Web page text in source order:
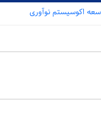
اکوسیستم نوآوری